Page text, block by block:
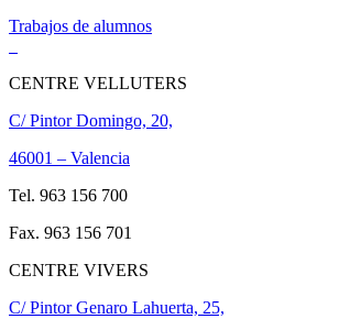
Trabajos de alumnos
CENTRE VELLUTERS
C/ Pintor Domingo, 20,
46001 – Valencia
Tel. 963 156 700
Fax. 963 156 701
CENTRE VIVERS
C/ Pintor Genaro Lahuerta, 25,